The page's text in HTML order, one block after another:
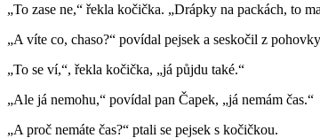
„To zase ne,“ řekla kočička. „Drápky na packách, to
„A víte co, chaso?“ povídal pejsek a seskočil z
„To se ví,“, řekla kočička, „já půjdu také.“
„Ale já nemohu,“ povídal pan Čapek, „já nemám čas.“
„A proč nemáte čas?“ ptali se pejsek s kočičkou.